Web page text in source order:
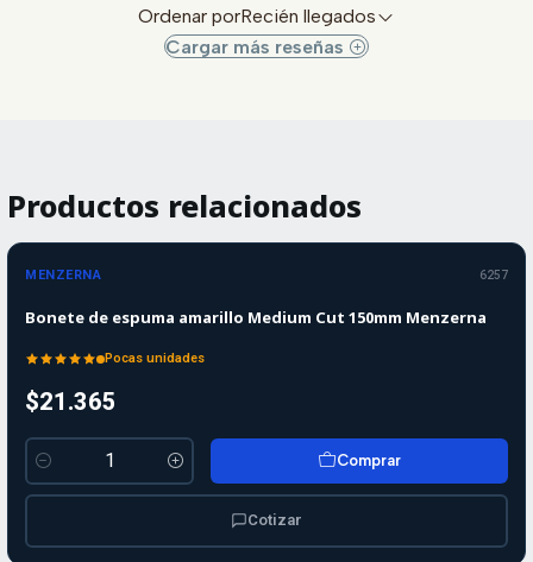
Ordenar porRecién llegados
Cargar más reseñas
Productos relacionados
MENZERNA 6257
Bonete de espuma amarillo Medium Cut 150mm Menzerna
Pocas unidades
$21.365
Cantidad
Comprar
Cotizar